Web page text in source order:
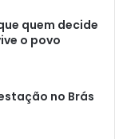
quem decide
o povo
no Brás